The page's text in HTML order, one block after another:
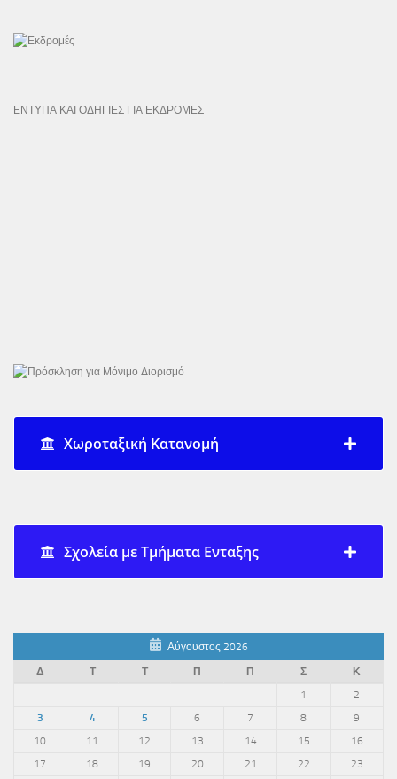
ΕΝΤΥΠΑ ΚΑΙ ΟΔΗΓΙΕΣ ΓΙΑ ΕΚΔΡΟΜΕΣ
Χωροταξική Κατανομή
Σχολεία με Τμήματα Ενταξης
Αύγουστος 2026
Δ
Τ Τ Π Π Σ
Κ
1
2
3
4 5 6 7 8
9
10
11 12 13 14 15
16
17
18 19 20 21 22 23